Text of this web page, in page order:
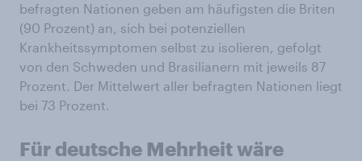
befragten Nationen geben am häufigsten die Briten
(90 Prozent) an, sich bei potenziellen
Krankheitssymptomen selbst zu isolieren, gefolgt
von den Schweden und Brasilianern mit jeweils 87
Prozent. Der Mittelwert aller befragten Nationen liegt
bei 73 Prozent.
Für deutsche Mehrheit wäre